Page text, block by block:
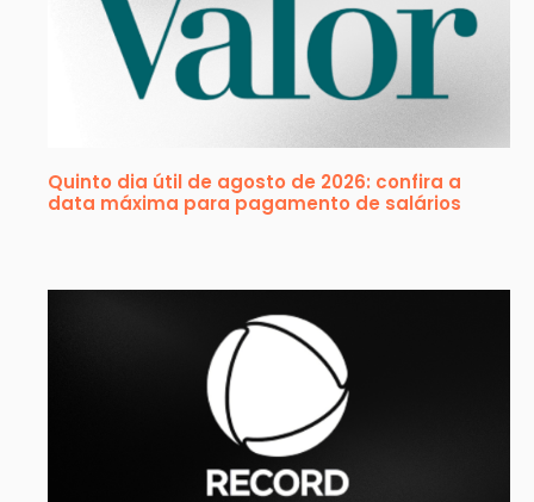
Quinto dia útil de agosto de 2026: confira a
data máxima para pagamento de salários